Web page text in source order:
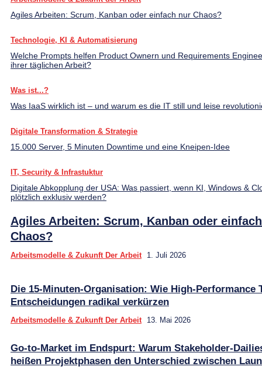
Agiles Arbeiten: Scrum, Kanban oder einfach nur Chaos?
Technologie, KI & Automatisierung
Welche Prompts helfen Product Ownern und Requirements
ihrer täglichen Arbeit?
Was ist...?
Was IaaS wirklich ist – und warum es die IT still und leise
Digitale Transformation & Strategie
15.000 Server, 5 Minuten Downtime und eine Kneipen-Idee
IT, Security & Infrastuktur
Digitale Abkopplung der USA: Was passiert, wenn KI, Windows &
plötzlich exklusiv werden?
Agiles Arbeiten: Scrum, Kanban oder
Chaos?
Arbeitsmodelle & Zukunft Der Arbeit 1. Juli 2026
Die 15-Minuten-Organisation: Wie High-Performance
Entscheidungen radikal verkürzen
Arbeitsmodelle & Zukunft Der Arbeit 13. Mai 2026
Go-to-Market im Endspurt: Warum Stakeholder-
heißen Projektphasen den Unterschied zwischen